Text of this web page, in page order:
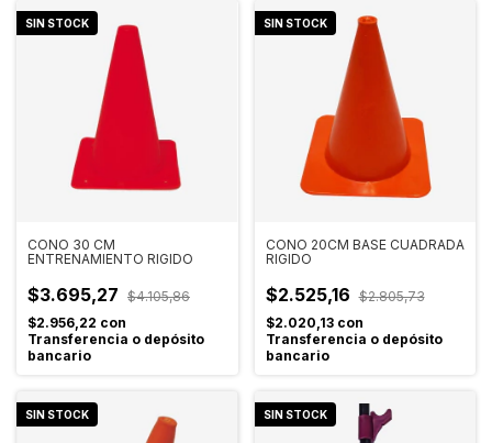
SIN STOCK
CONO 30 CM
ENTRENAMIENTO RIGIDO
$3.695,27 $4.105,86
$2.956,22 con
Transferencia o depósito
bancario
SIN STOCK
CONO 20CM BASE CUADRADA
RIGIDO
$2.525,16 $2.805,73
$2.020,13 con
Transferencia o depósito
bancario
SIN STOCK SIN STOCK